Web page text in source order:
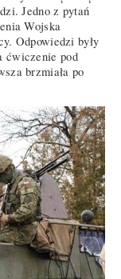
Jedno z pytań
Wojska
Odpowiedzi były
ćwiczenie pod
brzmiała po